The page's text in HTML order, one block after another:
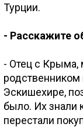
Турции.
- Расскажите
- Отец с Крыма,
Эскишехире,
было. Их знали
перестали